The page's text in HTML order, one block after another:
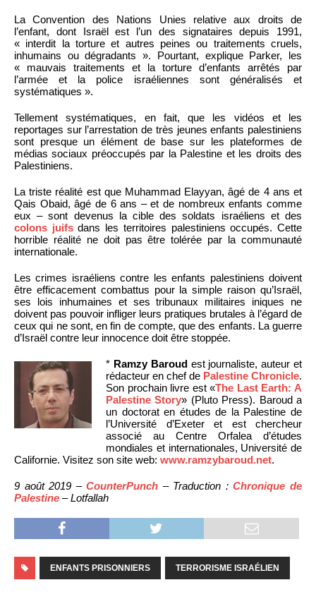
La Convention des Nations Unies relative aux droits de
l’enfant, dont Israël est l’un des signataires depuis 1991,
« interdit la torture et autres peines ou traitements cruels,
inhumains ou dégradants ». Pourtant, explique Parker, les
« mauvais traitements et la torture d’enfants arrêtés par
l’armée et la police israéliennes sont généralisés et
systématiques ».
Tellement systématiques, en fait, que les vidéos et les
reportages sur l’arrestation de très jeunes enfants palestiniens
sont presque un élément de base sur les plateformes de
médias sociaux préoccupés par la Palestine et les droits des
Palestiniens.
La triste réalité est que Muhammad Elayyan, âgé de 4 ans et
Qais Obaid, âgé de 6 ans – et de nombreux enfants comme
eux – sont devenus la cible des soldats israéliens et des
colons juifsdans les territoires palestiniens occupés. Cette
horrible réalité ne doit pas être tolérée par la communauté
internationale.
Les crimes israéliens contre les enfants palestiniens doivent
être efficacement combattus pour la simple raison qu’Israël,
ses lois inhumaines et ses tribunaux militaires iniques ne
doivent pas pouvoir infliger leurs pratiques brutales à l’égard de
ceux qui ne sont, en fin de compte, que des enfants. La guerre
d’Israël contre leur innocence doit être stoppée.
* Ramzy Baroudest journaliste, auteur et
rédacteur en chef de Palestine Chronicle.
Son prochain livre est «The Last Earth: A
Palestine Story» (Pluto Press). Baroud a
un doctorat en études de la Palestine de
l’Université d’Exeter et est chercheur
associé au Centre Orfalea d’études
mondiales et internationales, Université de
Californie. Visitez son site web: www.ramzybaroud.net.
9 août 2019 –CounterPunch – Traduction :Chronique de
Palestine – Lotfallah
ENFANTS PRISONNIERS TERRORISME ISRAÉLIEN